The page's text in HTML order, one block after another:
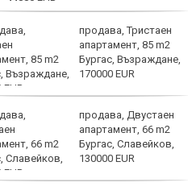
продава, Тристаен
апартамент, 85 m2
Бургас, Възраждане,
170000 EUR
продава, Двустаен
апартамент, 66 m2
Бургас, Славейков,
130000 EUR